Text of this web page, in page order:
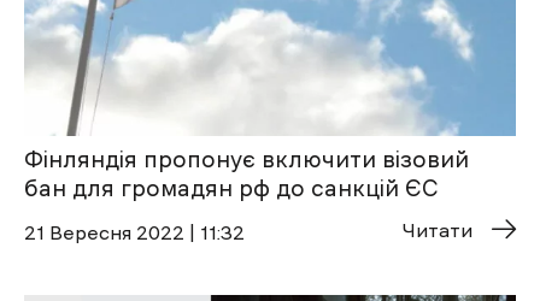
Фінляндія пропонує включити візовий
бан для громадян рф до санкцій ЄС
21 Вересня 2022 | 11:32 Читати